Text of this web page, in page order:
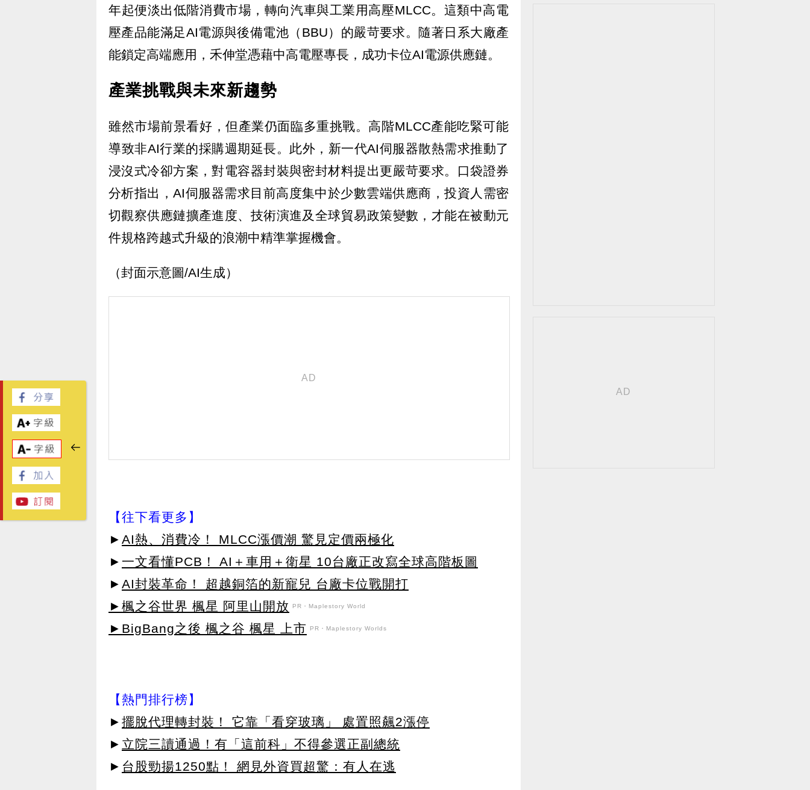
年起便淡出低階消費市場，轉向汽車與工業用高壓MLCC。這類中高電
壓產品能滿足AI電源與後備電池（BBU）的嚴苛要求。隨著日系大廠產
能鎖定高端應用，禾伸堂憑藉中高電壓專長，成功卡位AI電源供應鏈。
產業挑戰與未來新趨勢
雖然市場前景看好，但產業仍面臨多重挑戰。高階MLCC產能吃緊可能
導致非AI行業的採購週期延長。此外，新一代AI伺服器散熱需求推動了
浸沒式冷卻方案，對電容器封裝與密封材料提出更嚴苛要求。口袋證券
分析指出，AI伺服器需求目前高度集中於少數雲端供應商，投資人需密
切觀察供應鏈擴產進度、技術演進及全球貿易政策變數，才能在被動元
件規格跨越式升級的浪潮中精準掌握機會。
（封面示意圖/AI生成）
【往下看更多】
► AI熱、消費冷！ MLCC漲價潮 驚見定價兩極化
► 一文看懂PCB！ AI＋車用＋衛星 10台廠正改寫全球高階板圖
► AI封裝革命！ 超越銅箔的新寵兒 台廠卡位戰開打
►楓之谷世界 楓星 阿里山開放
PR・Maplestory World
►BigBang之後 楓之谷 楓星 上市 PR・Maplestory Worlds
【熱門排行榜】
► 擺脫代理轉封裝！ 它靠「看穿玻璃」 處置照飆2漲停
► 立院三讀通過！有「這前科」不得參選正副總統
► 台股勁揚1250點！ 網見外資買超驚：有人在逃